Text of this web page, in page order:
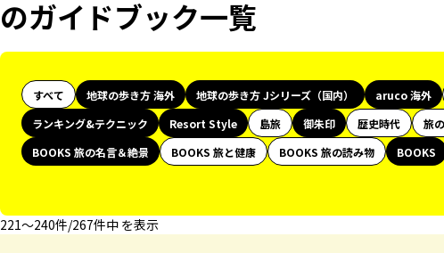
のガイドブック一覧
すべて 地球の歩き方 海外 地球の歩き方 Jシリーズ（国内） aruco 海外
ランキング&テクニック
Resort Style 島旅 御朱印 歴史時代 旅
BOOKS 旅の名言＆絶景
BOOKS 旅と健康 BOOKS 旅の読み物 BOOKS
221〜240件/267件中 を表示